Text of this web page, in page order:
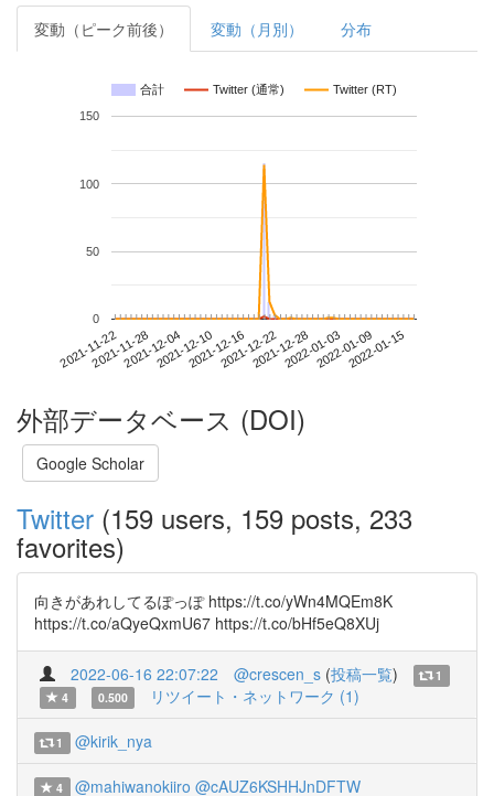
変動（ピーク前後） 変動（月別） 分布
合計 Twitter (通常) Twitter (RT)
2021-11-222021-11-282021-12-042021-12-102021-12-162021-12-222021-12-282022-01-032022-01-092022-01-15
0
50
100
150
外部データベース (DOI)
Google Scholar
Twitter (159 users, 159 posts, 233
favorites)
向きがあれしてるぽっぽ https://t.co/yWn4MQEm8K
https://t.co/aQyeQxmU67 https://t.co/bHf5eQ8XUj
2022-06-16 22:07:22 @crescen_s (投稿一覧)
1
4
0.500 リツイート・ネットワーク (1)
1 @kirik_nya
4 @mahiwanokiiro @cAUZ6KSHHJnDFTW